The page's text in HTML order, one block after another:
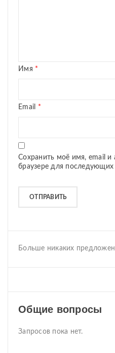
Имя *
Email *
Сохранить моё имя, email и
браузере для
Больше никаких
Общие вопросы
Запросов пока нет.